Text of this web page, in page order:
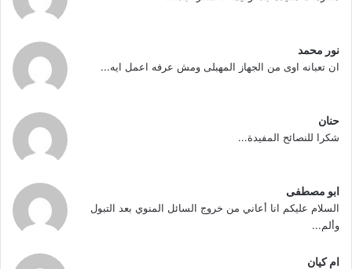
نور محمد
ان تعبانه اوى من الجهاز المهبلى ومش عرفه اعمل ايه...
حنان
شكرا للنصائح المفيدة...
ابو مصطفى
السلام عليكم انا أعاني من خروج السائل المنوي بعد التبول
وألم...
ام كيان